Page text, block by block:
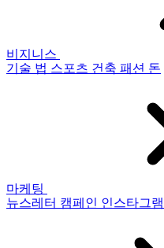
비지니스
기술 법 스포츠 건축 패션 돈
마케팅
뉴스레터 캠페인 인스타그램